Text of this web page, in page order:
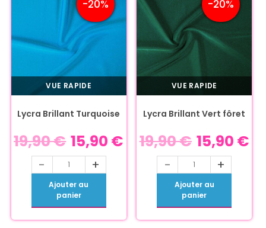
-20%
VUE RAPIDE
Lycra Brillant Turquoise
19,90€ 15,90 €
- +
Ajouter au
panier
-20%
VUE RAPIDE
Lycra Brillant Vert fôret
19,90€ 15,90 €
- +
Ajouter au
panier